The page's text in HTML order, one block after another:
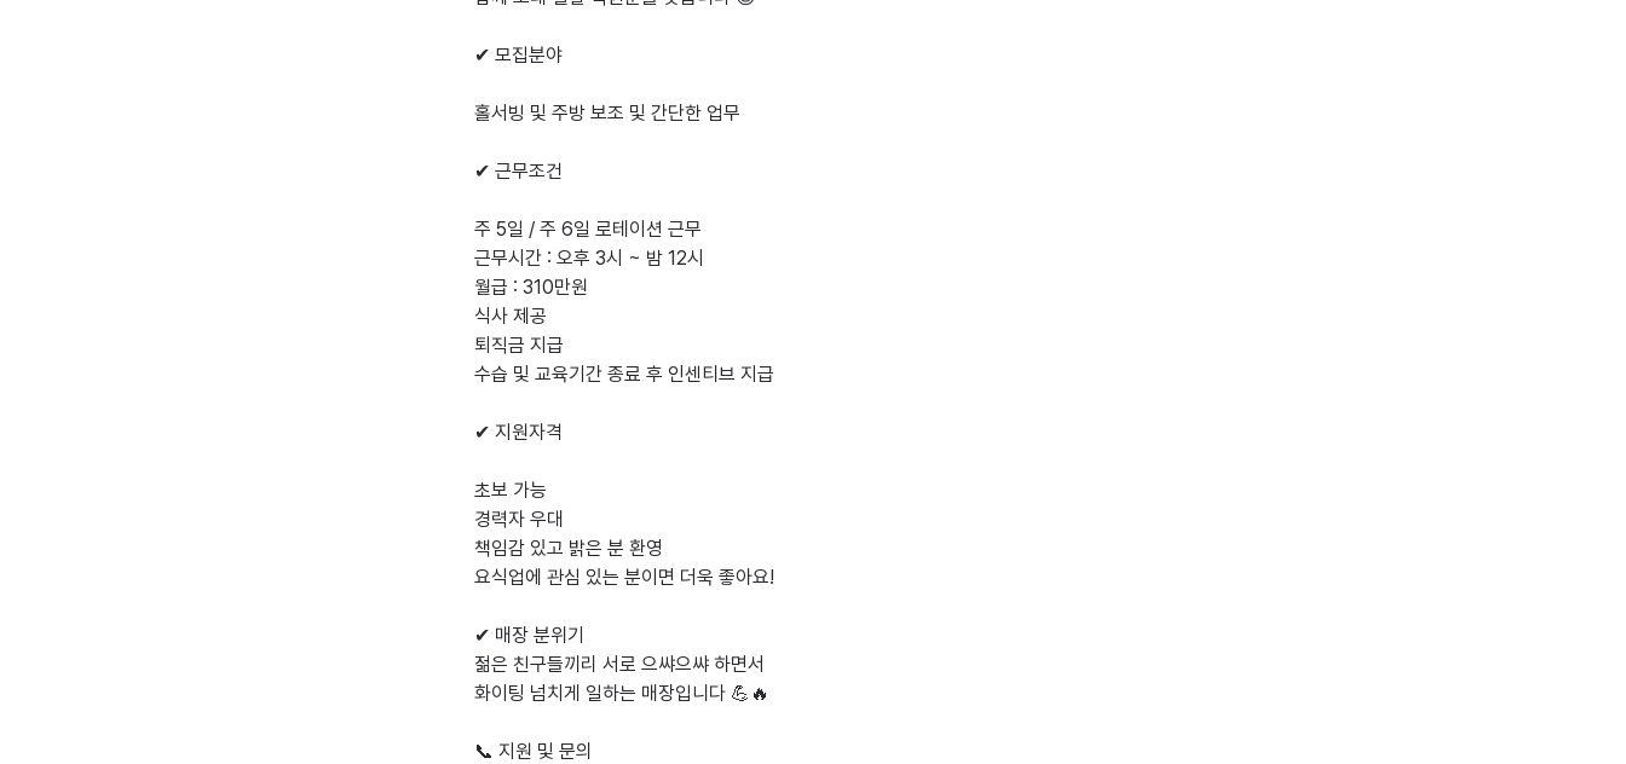
✔ 모집분야
홀서빙 및 주방 보조 및 간단한 업무
✔ 근무조건
주 5일 / 주 6일 로테이션 근무
근무시간 : 오후 3시 ~ 밤 12시
월급 : 310만원
식사 제공
퇴직금 지급
수습 및 교육기간 종료 후 인센티브 지급
✔ 지원자격
초보 가능
경력자 우대
책임감 있고 밝은 분 환영
요식업에 관심 있는 분이면 더욱 좋아요!
✔ 매장 분위기
젊은 친구들끼리 서로 으쌰으쌰 하면서
화이팅 넘치게 일하는 매장입니다 💪🔥
📞 지원 및 문의